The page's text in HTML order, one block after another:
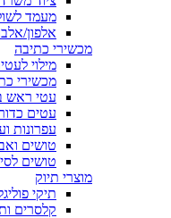
מעמד
אלפון/
מכשירי כתיבה
מילוי
מכשירי
עטי ראש
עטים
עפרונות
טושים
טושים
מוצרי תיוק
תיקי
קלסרים